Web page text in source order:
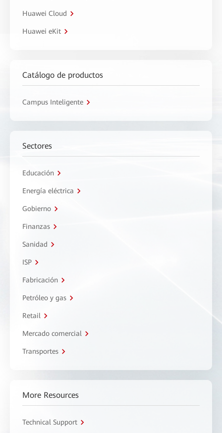
Huawei Cloud
Huawei eKit
Catálogo de productos
Campus Inteligente
Sectores
Educación
Energía eléctrica
Gobierno
Finanzas
Sanidad
ISP
Fabricación
Petróleo y gas
Retail
Mercado comercial
Transportes
More Resources
Technical Support